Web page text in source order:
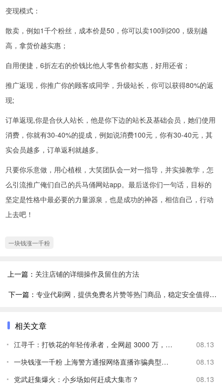
变现模式：
散卖，例如1千个粉丝，成本价是50，你可以卖100到200，级别越
高，拿货价越实惠；
自用便捷，6折左右的价钱比他人零售价都实惠，好用还省；
推广返现，你推广你的顾客或同学，升级站长，你可以获得80%的返
现;
订单返现,你是合伙人站长，他是你下边的站长及基础会员，她们使用
消费，你就有30-40%的提成，例如说消费100元，你有30-40元，其
实会员越多，订单返利就越多。
只要你乐意做，用心植根，大笑团队会一对一指导，并实操教学，怎
么引流推广俺们自己的兵马俑网站app。最后送你们一句话，目标的
坚定是性格中最必要的力量源泉，也是成功的神器，相信自己，行动
上去吧！
一块钱涨一千粉
上一篇： 关注店铺的详细操作及留住的方法
下一篇：专业代刷网，提供免费名片赞等热门商品，稳定安全值得信赖
相关文章
江寻千：打铁花的年轻传承者，全网超 3000 万，被赞李子柒接班
08.13
一块钱涨一千粉 上海警方通报网络直播诈骗典型案例：直播开石
08.13
党武赶集爆火：小乡场如何赶成大集市？
08.13